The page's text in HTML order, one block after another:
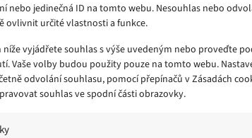
nebo jedinečná ID na tomto webu. Nesouhlas nebo
ovlivnit určité vlastnosti a funkce.
vyjádřete souhlas s výše uvedeným nebo proveďte
Vaše volby budou použity pouze na tomto webu.
odvolání souhlasu, pomocí přepínačů v Zásadách
souhlas ve spodní části obrazovky.
společnostem OpenAI a Microsoft padají
průmysl a mají z materiálů chráněných
spisovatelů tvrdí, že by společnosti mohly
žalobám nevyjádřila, ale poskytla
používá její zpravodajské články. Společnost